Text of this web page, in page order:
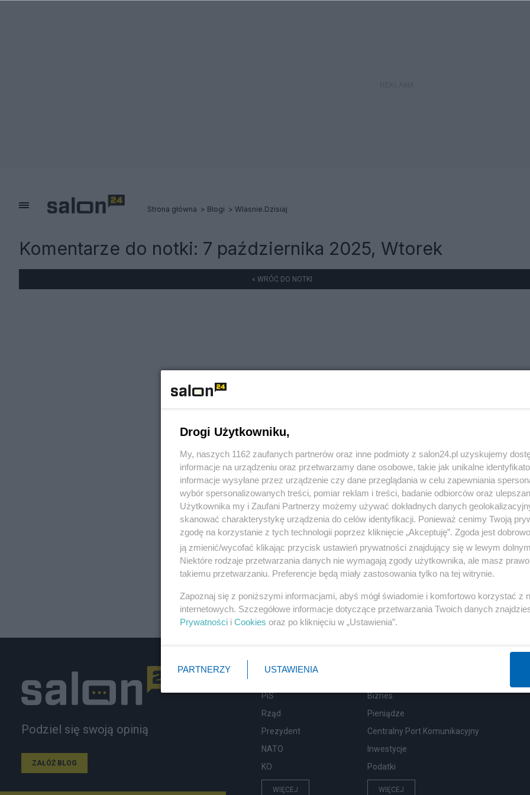
Strona główna Blogi Wlasnie.Dzisiaj
Komentarze do notki: 7 października 2025, Wtorek
« WRÓĆ DO NOTKI
Podziel się swoją opinią
ZAŁÓŻ BLOG
Polityka
PiS
Rząd
Prezydent
NATO
KO
WIĘCEJ
Biznes
Pieniądze
Centralny Port Komunikacyjny
Inwestycje
Podatki
WIĘCEJ
Drogi Użytkowniku,
My, naszych 1162 zaufanych partnerów oraz inne podmioty z salon24.pl uzyskujemy
informacje na urządzeniu oraz przetwarzamy dane osobowe, takie jak unikalne
informacje wysyłane przez urządzenie czy dane przeglądania w celu zapewniania
wybór spersonalizowanych treści, pomiar reklam i treści, badanie odbiorców oraz
Użytkownika my i Zaufani Partnerzy możemy używać dokładnych danych
skanować charakterystykę urządzenia do celów identyfikacji. Ponieważ cenimy Twoją
zgodę na korzystanie z tych technologii poprzez kliknięcie „Akceptuję”. Zgoda jest
ją zmienić/wycofać klikając przycisk ustawień prywatności znajdujący się w lewym
Niektóre rodzaje przetwarzania danych nie wymagają zgody użytkownika, ale masz
takiemu przetwarzaniu. Preferencje będą miały zastosowania tylko na tej witrynie.
Zapoznaj się z poniższymi informacjami, abyś mógł świadomie i komfortowo korzystać z
internetowych. Szczegółowe informacje dotyczące przetwarzania Twoich danych
Prywatności i Cookies oraz po kliknięciu w „Ustawienia”.
PARTNERZY USTAWIENIA